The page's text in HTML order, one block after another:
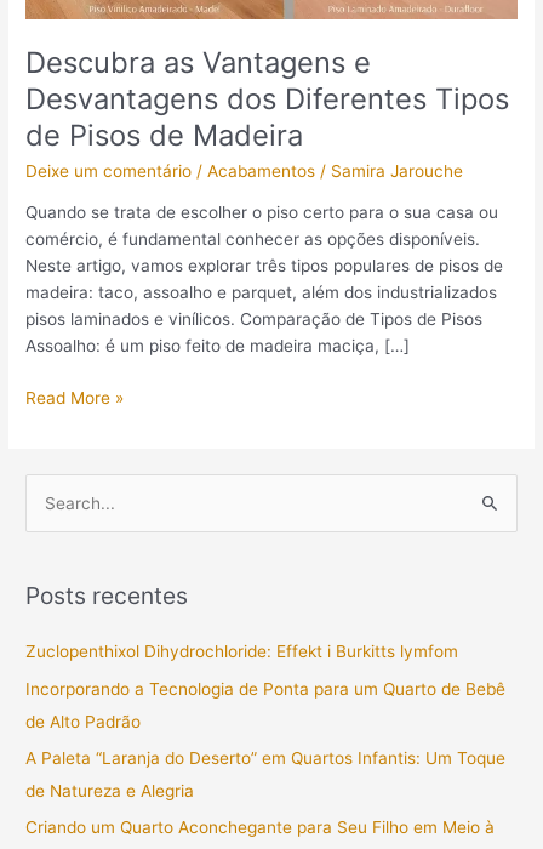
Descubra as Vantagens e
Desvantagens dos Diferentes Tipos
de Pisos de Madeira
Deixe um comentário /Acabamentos / Samira Jarouche
Quando se trata de escolher o piso certo para o sua casa ou
comércio, é fundamental conhecer as opções disponíveis.
Neste artigo, vamos explorar três tipos populares de pisos de
madeira: taco, assoalho e parquet, além dos industrializados
pisos laminados e vinílicos. Comparação de Tipos de Pisos
Assoalho: é um piso feito de madeira maciça, […]
Pisos
Madeira
Read More »
q
r
p
o
Posts recentes
Zuclopenthixol Dihydrochloride: Effekt i Burkitts lymfom
Incorporando a Tecnologia de Ponta para um Quarto de Bebê
de Alto Padrão
A Paleta “Laranja do Deserto” em Quartos Infantis: Um Toque
de Natureza e Alegria
Criando um Quarto Aconchegante para Seu Filho em Meio à